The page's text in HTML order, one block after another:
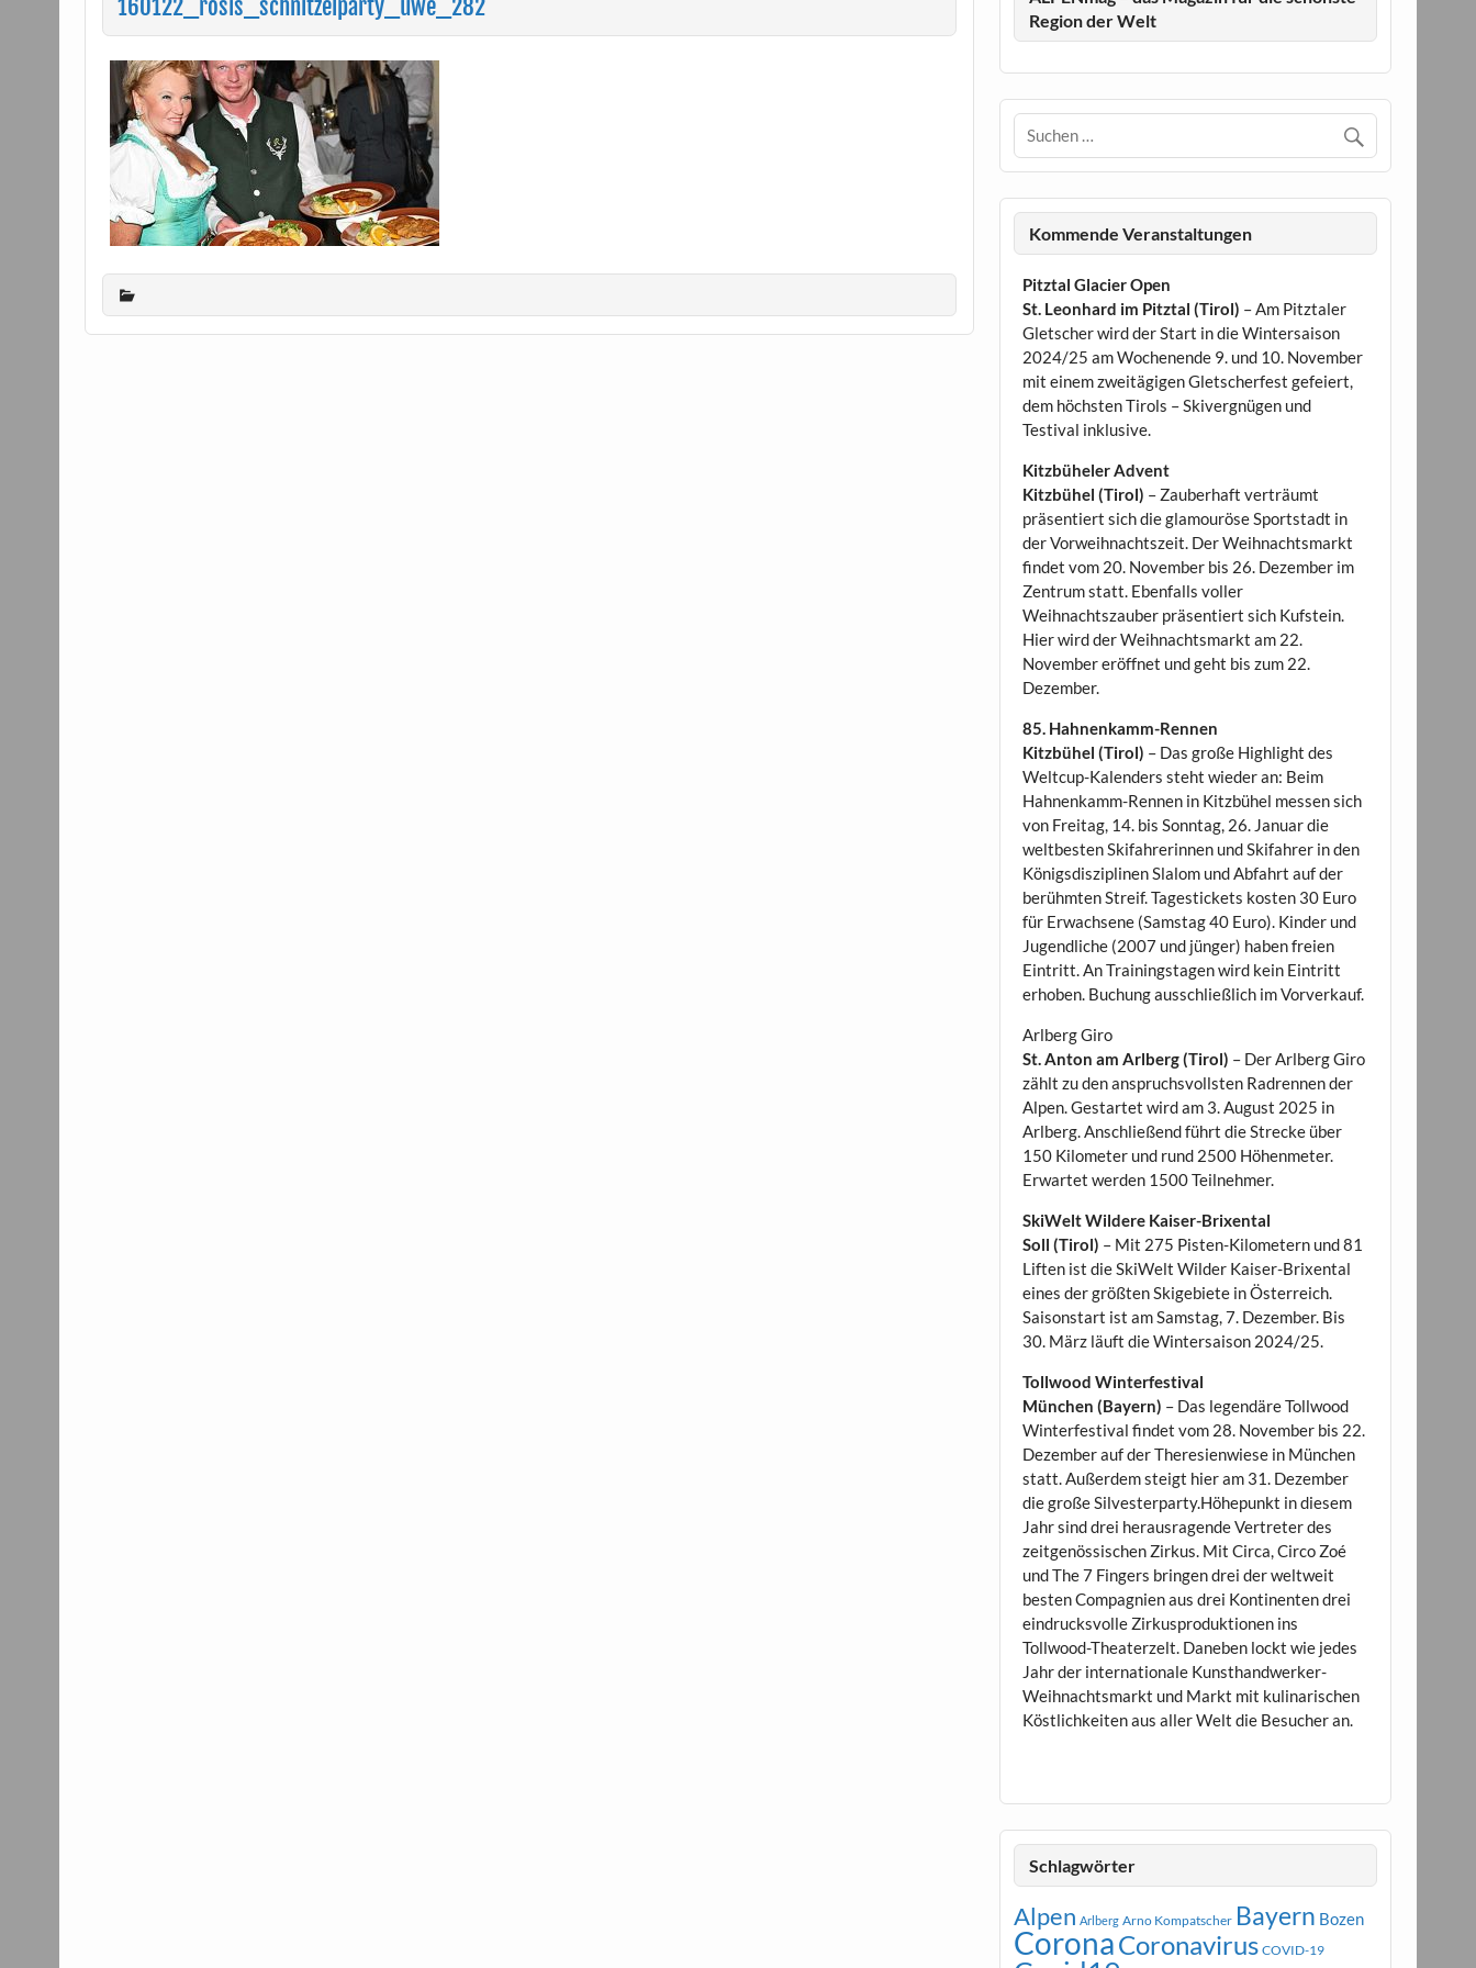
160122_rosis_schnitzelparty_uwe_282
Region der Welt
Kommende Veranstaltungen
Pitztal Glacier Open
St. Leonhard im Pitztal (Tirol) – Am Pitztaler
Gletscher wird der Start in die Wintersaison
2024/25 am Wochenende 9. und 10. November
mit einem zweitägigen Gletscherfest gefeiert,
dem höchsten Tirols – Skivergnügen und
Testival inklusive.
Kitzbüheler Advent
Kitzbühel (Tirol) – Zauberhaft verträumt
präsentiert sich die glamouröse Sportstadt in
der Vorweihnachtszeit. Der Weihnachtsmarkt
findet vom 20. November bis 26. Dezember im
Zentrum statt. Ebenfalls voller
Weihnachtszauber präsentiert sich Kufstein.
Hier wird der Weihnachtsmarkt am 22.
November eröffnet und geht bis zum 22.
Dezember.
85. Hahnenkamm-Rennen
Kitzbühel (Tirol) – Das große Highlight des
Weltcup-Kalenders steht wieder an: Beim
Hahnenkamm-Rennen in Kitzbühel messen sich
von Freitag, 14. bis Sonntag, 26. Januar die
weltbesten Skifahrerinnen und Skifahrer in den
Königsdisziplinen Slalom und Abfahrt auf der
berühmten Streif. Tagestickets kosten 30 Euro
für Erwachsene (Samstag 40 Euro). Kinder und
Jugendliche (2007 und jünger) haben freien
Eintritt. An Trainingstagen wird kein Eintritt
erhoben. Buchung ausschließlich im Vorverkauf.
Arlberg Giro
St. Anton am Arlberg (Tirol) – Der Arlberg Giro
zählt zu den anspruchsvollsten Radrennen der
Alpen. Gestartet wird am 3. August 2025 in
Arlberg. Anschließend führt die Strecke über
150 Kilometer und rund 2500 Höhenmeter.
Erwartet werden 1500 Teilnehmer.
SkiWelt Wildere Kaiser-Brixental
Soll (Tirol) – Mit 275 Pisten-Kilometern und 81
Liften ist die SkiWelt Wilder Kaiser-Brixental
eines der größten Skigebiete in Österreich.
Saisonstart ist am Samstag, 7. Dezember. Bis
30. März läuft die Wintersaison 2024/25.
Tollwood Winterfestival
München (Bayern) – Das legendäre Tollwood
Winterfestival findet vom 28. November bis 22.
Dezember auf der Theresienwiese in München
statt. Außerdem steigt hier am 31. Dezember
die große Silvesterparty.Höhepunkt in diesem
Jahr sind drei herausragende Vertreter des
zeitgenössischen Zirkus. Mit Circa, Circo Zoé
und The 7 Fingers bringen drei der weltweit
besten Compagnien aus drei Kontinenten drei
eindrucksvolle Zirkusproduktionen ins
Tollwood-Theaterzelt. Daneben lockt wie jedes
Jahr der internationale Kunsthandwerker-
Weihnachtsmarkt und Markt mit kulinarischen
Köstlichkeiten aus aller Welt die Besucher an.
Schlagwörter
Alpen Arlberg Arno Kompatscher Bayern Bozen
CoronaCoronavirus COVID-19